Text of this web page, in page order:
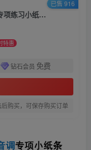
25秋新一年级上册语文汉语拼音音调专项练习小纸条18天
特惠
钻石会员 免费
购买，可保存购买订单
已售 916